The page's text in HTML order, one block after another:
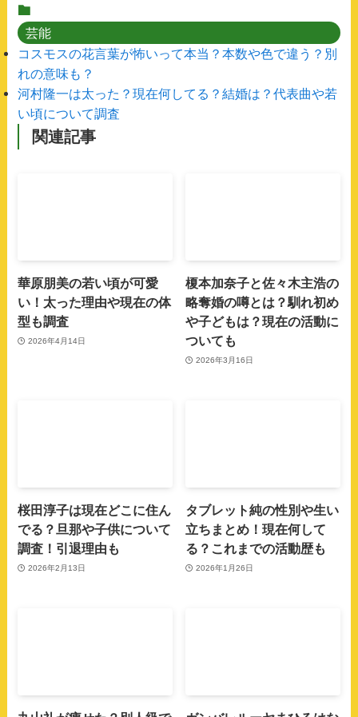
芸能
コスモスの花言葉が怖いって本当？本数や色で違う？別
れの意味も？
河村隆一は太った？現在何してる？結婚は？代表曲や若
い頃について調査
関連記事
華原朋美の若い頃が可愛
い！太った理由や現在の体
型も調査
2026年4月14日
榎本加奈子と佐々木主浩の
略奪婚の噂とは？馴れ初め
や子どもは？現在の活動に
ついても
2026年3月16日
桜田淳子は現在どこに住ん
でる？旦那や子供について
調査！引退理由も
2026年2月13日
タブレット純の性別や生い
立ちまとめ！現在何して
る？これまでの活動歴も
2026年1月26日